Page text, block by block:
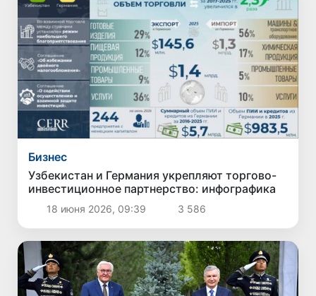
Бизнес
Узбекистан и Германия укрепляют торгово-
инвестиционное партнерство: инфографика
18 июня 2026, 09:39 3 586